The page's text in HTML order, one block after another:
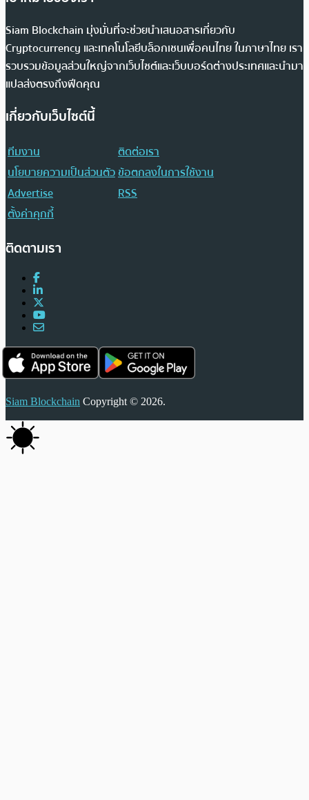
Siam Blockchain มุ่งมั่นที่จะช่วยนำเสนอสารเกี่ยวกับ
Cryptocurrency และเทคโนโลยีบล็อกเชนเพื่อคนไทย ในภาษาไทย เรา
รวบรวมข้อมูลส่วนใหญ่จากเว็บไซต์และเว็บบอร์ดต่างประเทศและนำมา
แปลส่งตรงถึงฟีดคุณ
เกี่ยวกับเว็บไซต์นี้
ทีมงาน
ติดต่อเรา
นโยบายความเป็นส่วนตัวข้อตกลงในการใช้งาน
Advertise
RSS
ตั้งค่าคุกกี้
ติดตามเรา
Siam Blockchain Copyright © 2026.